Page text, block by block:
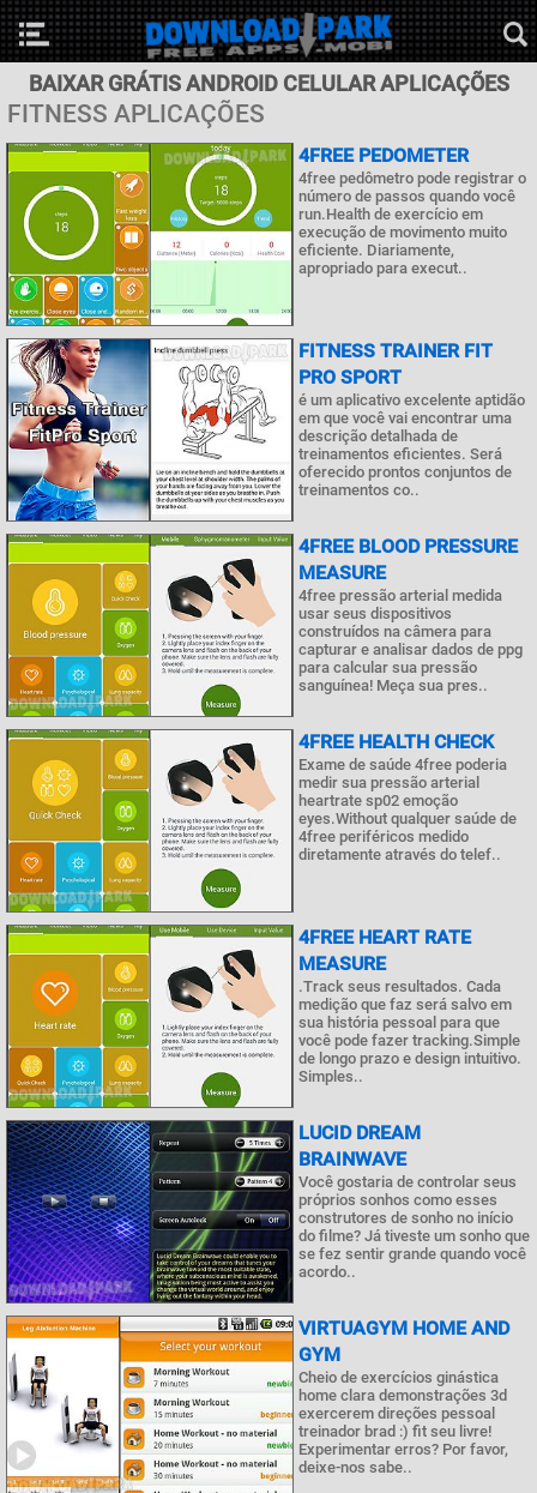
BAIXAR GRÁTIS ANDROID CELULAR APLICAÇÕES
FITNESS APLICAÇÕES
4FREE PEDOMETER
4free pedômetro pode registrar o
número de passos quando você
run.Health de exercício em
execução de movimento muito
eficiente. Diariamente,
apropriado para execut..
FITNESS TRAINER FIT
PRO SPORT
é um aplicativo excelente aptidão
em que você vai encontrar uma
descrição detalhada de
treinamentos eficientes. Será
oferecido prontos conjuntos de
treinamentos co..
4FREE BLOOD PRESSURE
MEASURE
4free pressão arterial medida
usar seus dispositivos
construídos na câmera para
capturar e analisar dados de ppg
para calcular sua pressão
sanguínea! Meça sua pres..
4FREE HEALTH CHECK
Exame de saúde 4free poderia
medir sua pressão arterial
heartrate sp02 emoção
eyes.Without qualquer saúde de
4free periféricos medido
diretamente através do telef..
4FREE HEART RATE
MEASURE
.Track seus resultados. Cada
medição que faz será salvo em
sua história pessoal para que
você pode fazer tracking.Simple
de longo prazo e design intuitivo.
Simples..
LUCID DREAM
BRAINWAVE
Você gostaria de controlar seus
próprios sonhos como esses
construtores de sonho no início
do filme? Já tiveste um sonho que
se fez sentir grande quando você
acordo..
VIRTUAGYM HOME AND
GYM
Cheio de exercícios ginástica
home clara demonstrações 3d
exercerem direções pessoal
treinador brad :) fit seu livre!
Experimentar erros? Por favor,
deixe-nos sabe..